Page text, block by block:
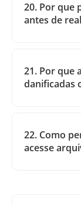
20. Por que
antes de
21. Por que
danificadas
22. Como
acesse